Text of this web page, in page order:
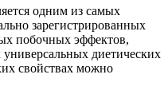
одним из самых
зарегистрированных
побочных эффектов,
диетических
свойствах можно